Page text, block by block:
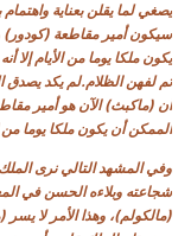
يصغي لما يقلن بعناية
سيكون أمير مقاطعة (كودور)
يكون ملكا يوما من الأيام
ثم لفهن الظلام.لم يكد يصدق
أن (ماكبث) الآن هو أمير
الممكن أن يكون ملكا يوما من
وفي المشهد التالي نرى
شجاعته وبلاءه الحسن في
(مالكولم)، وهذا الأمر لا